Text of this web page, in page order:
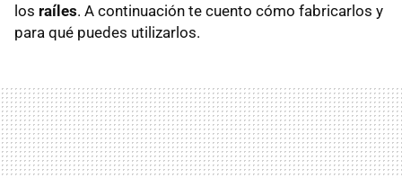
los raíles. A continuación te cuento cómo fabricarlos y
para qué puedes utilizarlos.